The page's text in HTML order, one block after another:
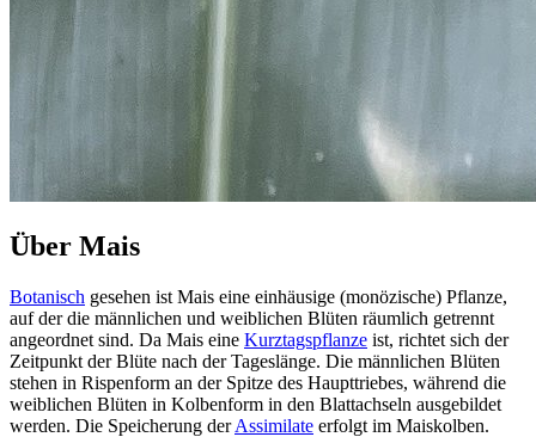
Über Mais
Botanisch gesehen ist Mais eine einhäusige (monözische) Pflanze,
auf der die männlichen und weiblichen Blüten räumlich getrennt
angeordnet sind. Da Mais eine Kurztagspflanze ist, richtet sich der
Zeitpunkt der Blüte nach der Tageslänge. Die männlichen Blüten
stehen in Rispenform an der Spitze des Haupttriebes, während die
weiblichen Blüten in Kolbenform in den Blattachseln ausgebildet
werden. Die Speicherung derAssimilate erfolgt im Maiskolben.